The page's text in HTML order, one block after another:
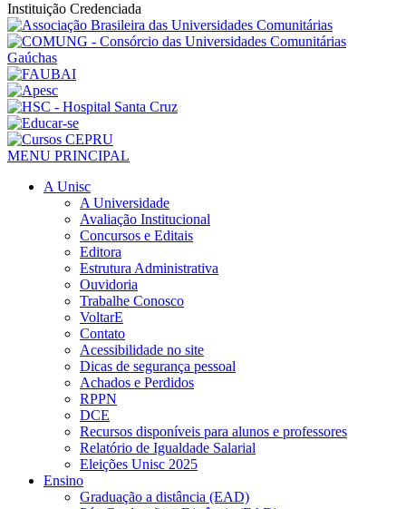
Instituição Credenciada
MENU PRINCIPAL
A Unisc
A Universidade
Avaliação Institucional
Concursos e Editais
Editora
Estrutura Administrativa
Ouvidoria
Trabalhe Conosco
VoltarE
Contato
Acessibilidade no site
Dicas de segurança pessoal
Achados e Perdidos
RPPN
DCE
Recursos disponíveis para alunos e professores
Relatório de Igualdade Salarial
Eleições Unisc 2025
Ensino
Graduação a distância (EAD)